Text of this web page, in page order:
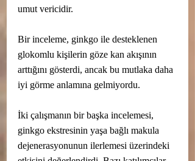
umut vericidir.
Bir inceleme, ginkgo ile desteklenen
glokomlu kişilerin göze kan akışının
arttığını gösterdi, ancak bu mutlaka daha
iyi görme anlamına gelmiyordu.
İki çalışmanın bir başka incelemesi,
ginkgo ekstresinin yaşa bağlı makula
dejenerasyonunun ilerlemesi üzerindeki